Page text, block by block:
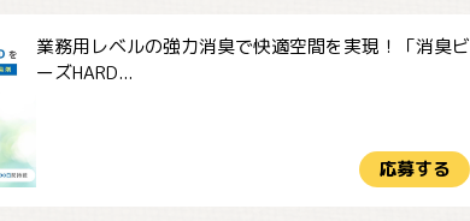
業務用レベルの強力消臭で快適空間を実現！「消臭ビ
ーズHARD...
応募する